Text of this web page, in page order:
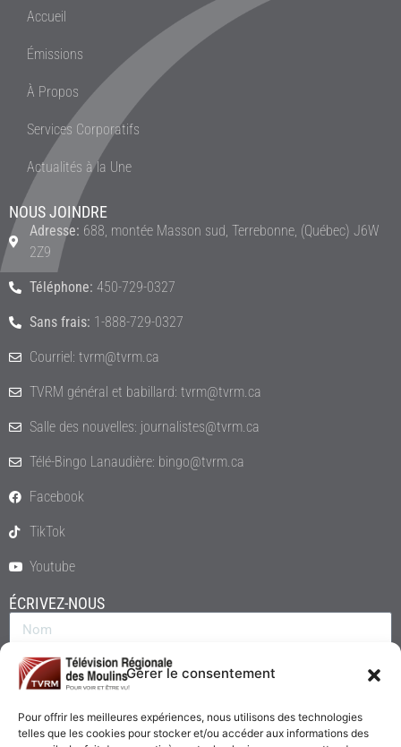
Gérer le consentement
Pour offrir les meilleures expériences, nous utilisons des technologies
telles que les cookies pour stocker et/ou accéder aux informations des
Accueil
Émissions
À Propos
Services Corporatifs
Actualités à la Une
NOUS JOINDRE
Adresse: 688, montée Masson sud, Terrebonne, (Québec) J6W
2Z9
Téléphone: 450-729-0327
Sans frais: 1-888-729-0327
Courriel: tvrm@tvrm.ca
TVRM général et babillard: tvrm@tvrm.ca
Salle des nouvelles: journalistes@tvrm.ca
Télé-Bingo Lanaudière: bingo@tvrm.ca
Facebook
TikTok
Youtube
ÉCRIVEZ-NOUS